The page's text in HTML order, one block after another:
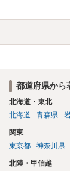
都道府県から
北海道・東北
北海道
青森県
関東
東京都
神奈川県
北陸・甲信越